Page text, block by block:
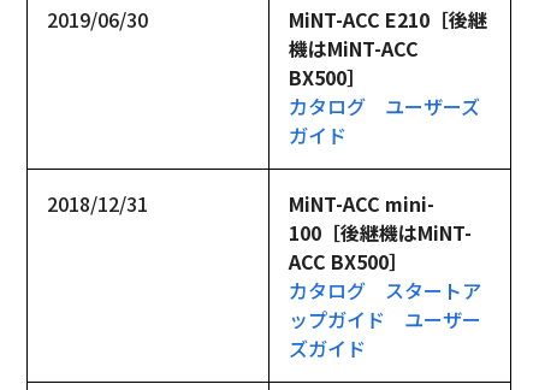
2019/06/30
MiNT-ACC E210［後継
機はMiNT-ACC
BX500］
カタログ
ユーザーズ
ガイド
2018/12/31
MiNT-ACC mini-
100［後継機はMiNT-
ACC BX500］
カタログ
スタートア
ップガイド
ユーザー
ズガイド